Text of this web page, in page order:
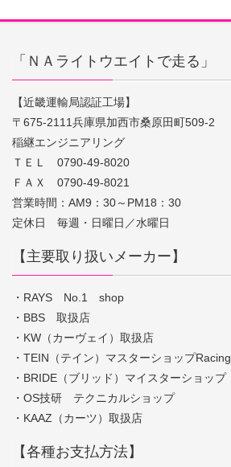
「ＮＡライトウエイトで走る」
【近畿運輸局認証工場】
〒675-2111兵庫県加西市桑原田町509-2
稲継エンジニアリング
ＴＥＬ 0790-49-8020
ＦＡＸ 0790-49-8021
営業時間：AM9：30～PM18：30
定休日 毎週・日曜日／水曜日
【主要取り扱いメーカー】
・RAYS No.1 shop
・BBS 取扱店
・KW（カーヴェイ）取扱店
・TEIN（テイン）マスターショップRacing
・BRIDE（ブリッド）マイスターショップ
・OS技研 テクニカルショップ
・KAAZ（カーツ）取扱店
【各種お支払方法】